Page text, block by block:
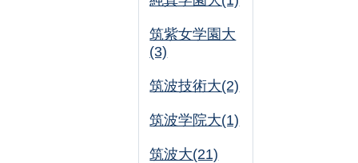
筑紫女学園大
(3)
筑波技術大(2)
筑波学院大(1)
筑波大(21)